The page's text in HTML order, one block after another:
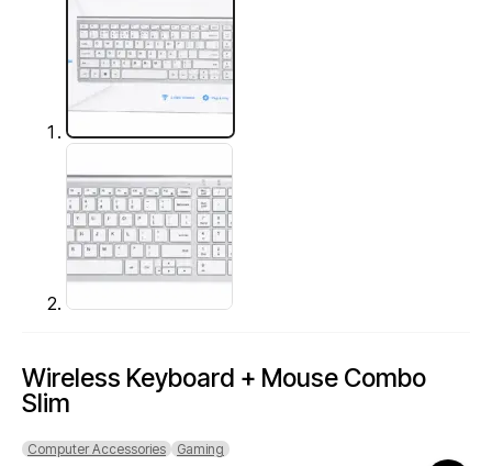
Wireless Keyboard + Mouse Combo
Slim
Computer Accessories Gaming